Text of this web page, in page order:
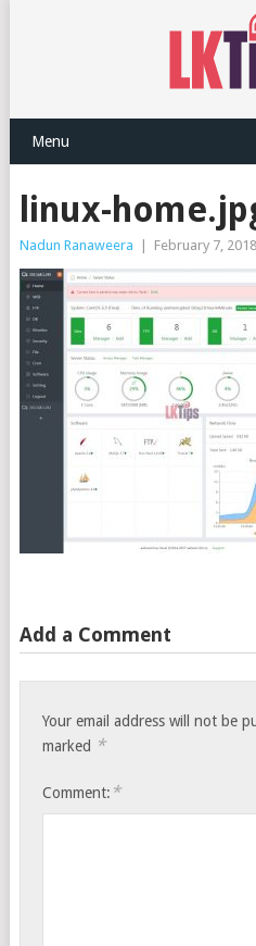
Menu
linux-
Nadun Ranaweera February 7, 2018
Add a Comment
Your email address will not be
marked *
Comment: *